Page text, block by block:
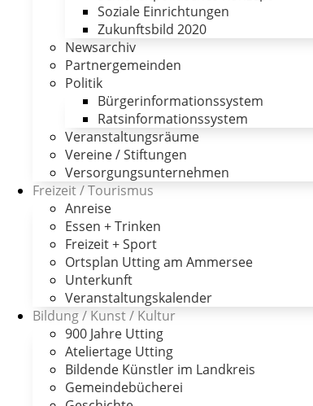
Soziale Einrichtungen
Zukunftsbild 2020
Newsarchiv
Partnergemeinden
Politik
Bürgerinformationssystem
Ratsinformationssystem
Veranstaltungsräume
Vereine / Stiftungen
Versorgungsunternehmen
Freizeit / Tourismus
Anreise
Essen + Trinken
Freizeit + Sport
Ortsplan Utting am Ammersee
Unterkunft
Veranstaltungskalender
Bildung / Kunst / Kultur
900 Jahre Utting
Ateliertage Utting
Bildende Künstler im Landkreis
Gemeindebücherei